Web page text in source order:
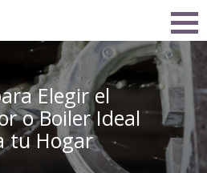
Elegir el
o Boiler Ideal
tu Hogar